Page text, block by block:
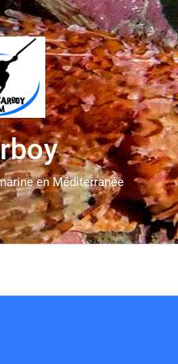
en Méditerranée